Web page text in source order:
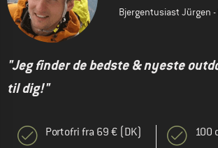
Bjergentusiast Jürgen
"Jeg finder de bedste & nyeste
til dig!"
Portofri fra 69 € (DK)
100